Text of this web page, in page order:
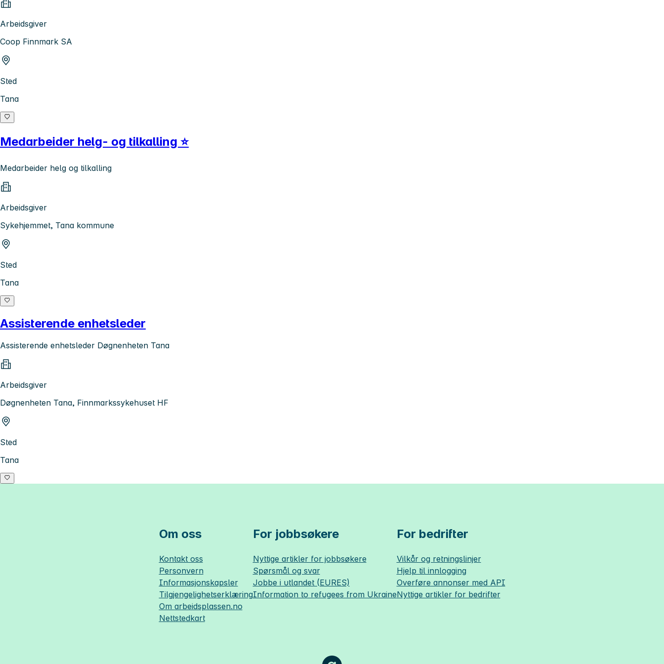
Arbeidsgiver
Coop Finnmark SA
Sted
Tana
Medarbeider helg- og tilkalling ⭐
Medarbeider helg og tilkalling
Arbeidsgiver
Sykehjemmet, Tana kommune
Sted
Tana
Assisterende enhetsleder
Assisterende enhetsleder Døgnenheten Tana
Arbeidsgiver
Døgnenheten Tana, Finnmarkssykehuset HF
Sted
Tana
Om oss
Kontakt oss
Personvern
Informasjonskapsler
Tilgjengelighetserklæring
Om arbeidsplassen.no
Nettstedkart
For jobbsøkere
Nyttige artikler for jobbsøkere
Spørsmål og svar
Jobbe i utlandet (EURES)
Information to refugees from Ukraine
For bedrifter
Vilkår og retningslinjer
Hjelp til innlogging
Overføre annonser med API
Nyttige artikler for bedrifter